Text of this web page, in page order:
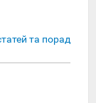
та порад